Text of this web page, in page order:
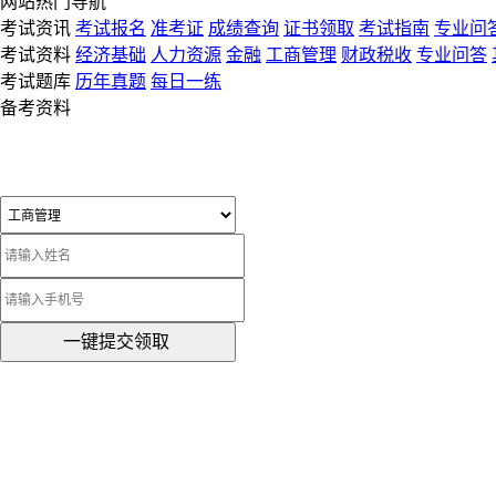
考试资讯 考试报名 准考证 成绩查询 证书领取 考试指南 专业问
考试资料 经济基础 人力资源 金融 工商管理 财政税收 专业问答
考试题库 历年真题 每日一练
备考资料
一键提交领取